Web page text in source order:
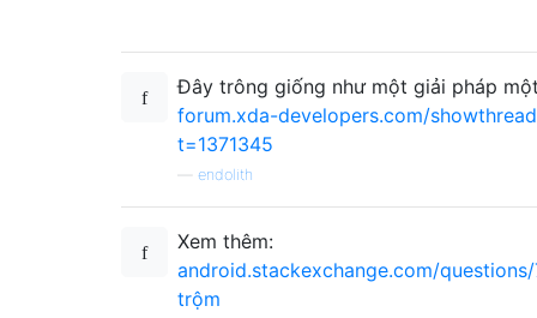
Đây trông giống như một giải pháp
forum.xda-developers.com/
t=1371345
endolith
Xem thêm:
android.stackexchange.com/
trộm